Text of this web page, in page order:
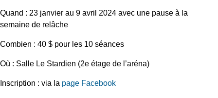
Quand : 23 janvier au 9 avril 2024 avec une pause à la
semaine de relâche
Combien : 40 $ pour les 10 séances
Où : Salle Le Stardien (2e étage de l’aréna)
Inscription : via la page Facebook